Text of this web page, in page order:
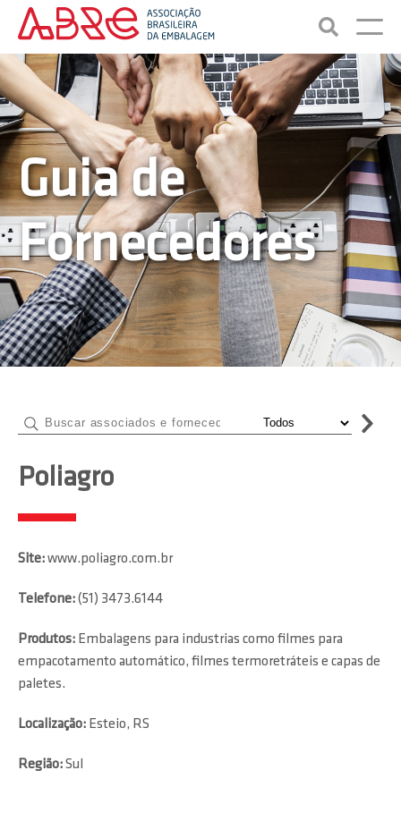
Guia de
Fornecedores
Poliagro
Site:www.poliagro.com.br
Telefone:(51) 3473.6144
Produtos: Embalagens para industrias como filmes para
empacotamento automático, filmes termoretráteis e capas de
paletes.
Localização: Esteio, RS
Região:Sul